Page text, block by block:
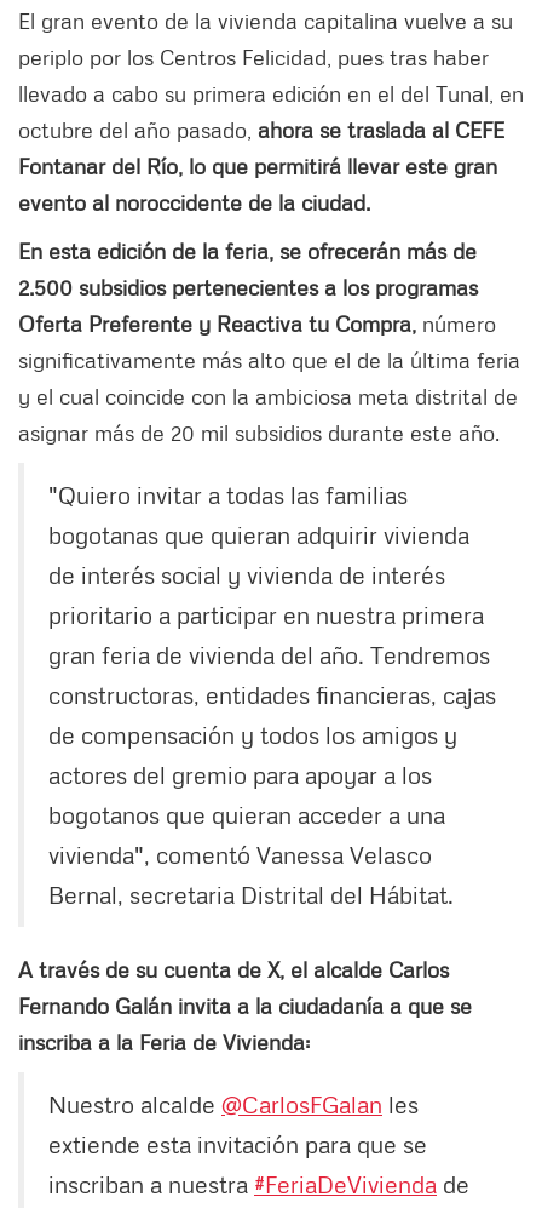
El gran evento de la vivienda capitalina vuelve a su
periplo por los Centros Felicidad, pues tras haber
llevado a cabo su primera edición en el del Tunal, en
octubre del año pasado, ahora se traslada al CEFE
Fontanar del Río, lo que permitirá llevar este gran
evento al noroccidente de la ciudad.
En esta edición de la feria, se ofrecerán más de
2.500 subsidios pertenecientes a los programas
Oferta Preferente y Reactiva tu Compra, número
significativamente más alto que el de la última feria
y el cual coincide con la ambiciosa meta distrital de
asignar más de 20 mil subsidios durante este año.
"Quiero invitar a todas las familias
bogotanas que quieran adquirir vivienda
de interés social y vivienda de interés
prioritario a participar en nuestra primera
gran feria de vivienda del año. Tendremos
constructoras, entidades financieras, cajas
de compensación y todos los amigos y
actores del gremio para apoyar a los
bogotanos que quieran acceder a una
vivienda", comentó Vanessa Velasco
Bernal, secretaria Distrital del Hábitat.
A través de su cuenta de X, el alcalde Carlos
Fernando Galán invita a la ciudadanía a que se
inscriba a la Feria de Vivienda:
Nuestro alcalde @CarlosFGalan les
extiende esta invitación para que se
inscriban a nuestra #FeriaDeVivienda de